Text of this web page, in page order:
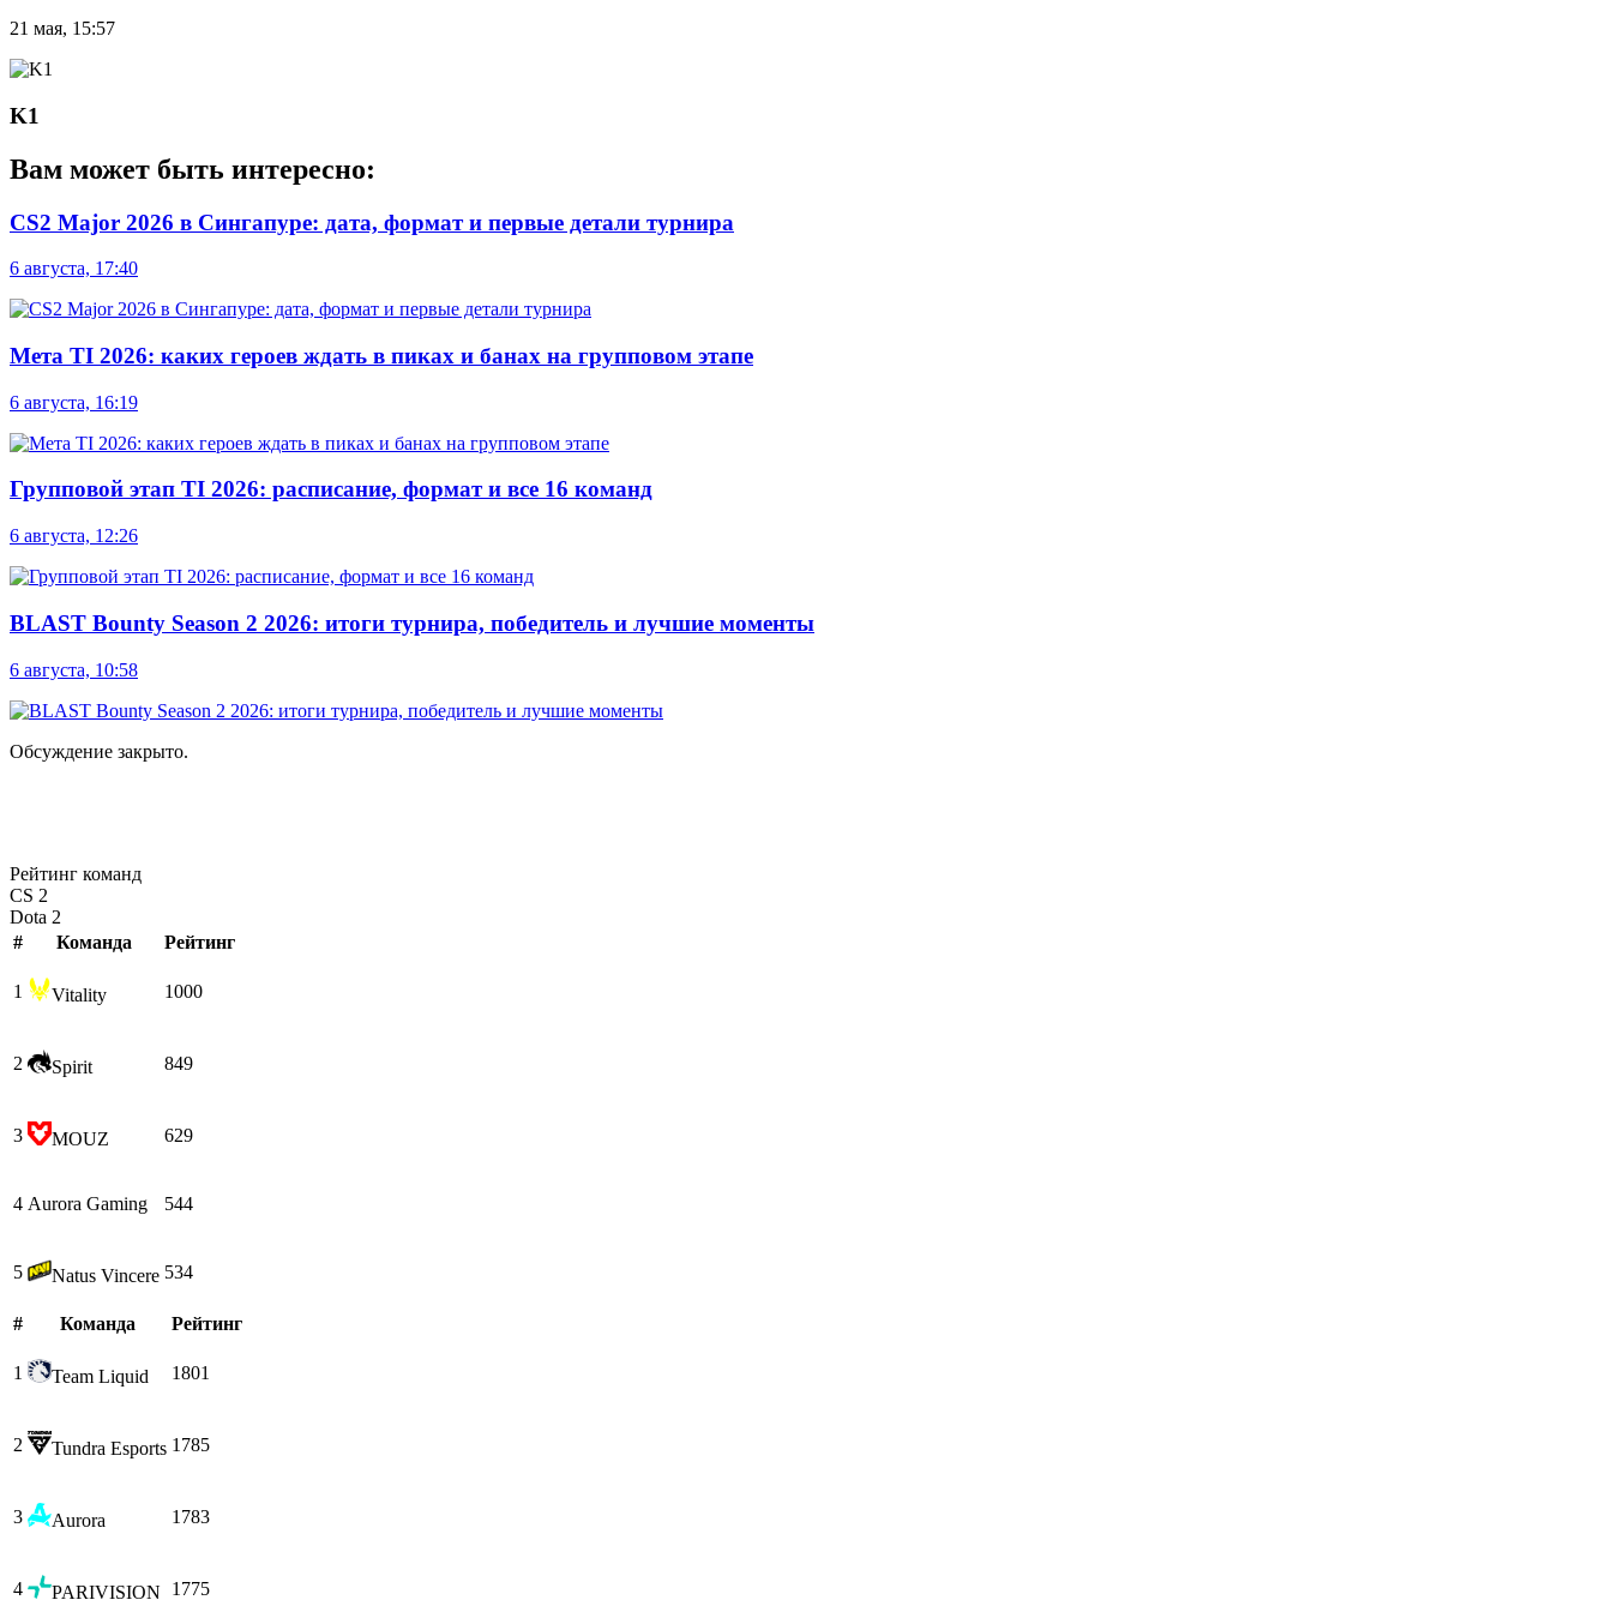
21 мая, 15:57
K1
Вам может быть интересно:
CS2 Major 2026 в Сингапуре: дата, формат и первые детали турнира
6 августа, 17:40
Мета TI 2026: каких героев ждать в пиках и банах на групповом этапе
6 августа, 16:19
Групповой этап TI 2026: расписание, формат и все 16 команд
6 августа, 12:26
BLAST Bounty Season 2 2026: итоги турнира, победитель и лучшие моменты
6 августа, 10:58
Обсуждение закрыто.
Рейтинг команд
CS 2
Dota 2
#
Команда Рейтинг
1 Vitality 1000
2 Spirit 849
3 MOUZ 629
4 Aurora Gaming 544
5 Natus Vincere 534
# Команда Рейтинг
1 Team Liquid 1801
2 Tundra Esports 1785
3 Aurora 1783
4 PARIVISION 1775